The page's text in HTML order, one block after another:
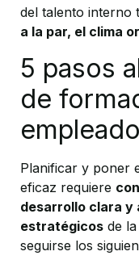
del talento interno
a la par, el clima
5 pasos
de
Planificar y poner
eficaz requiere
desarrollo clara y
estratégicos de
seguirse los